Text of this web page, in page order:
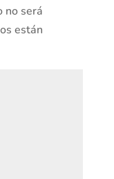
no será
están